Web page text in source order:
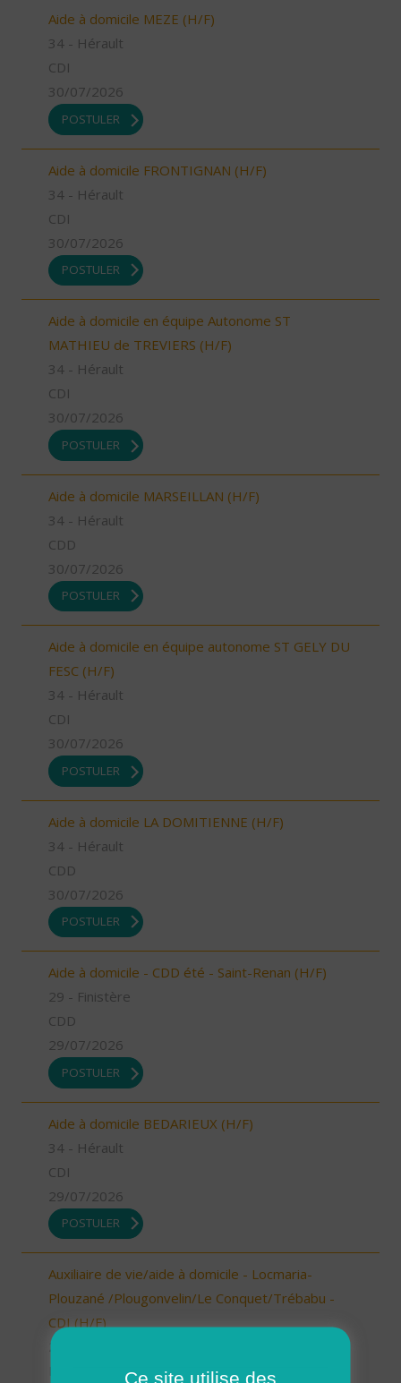
Aide à domicile MEZE (H/F)
34 - Hérault
CDI
30/07/2026
POSTULER
Aide à domicile FRONTIGNAN (H/F)
34 - Hérault
CDI
30/07/2026
POSTULER
Aide à domicile en équipe Autonome ST
MATHIEU de TREVIERS (H/F)
34 - Hérault
CDI
30/07/2026
POSTULER
Aide à domicile MARSEILLAN (H/F)
34 - Hérault
CDD
30/07/2026
POSTULER
Aide à domicile en équipe autonome ST GELY DU
FESC (H/F)
34 - Hérault
CDI
30/07/2026
POSTULER
Aide à domicile LA DOMITIENNE (H/F)
34 - Hérault
CDD
30/07/2026
POSTULER
Aide à domicile - CDD été - Saint-Renan (H/F)
29 - Finistère
CDD
29/07/2026
POSTULER
Aide à domicile BEDARIEUX (H/F)
34 - Hérault
CDI
29/07/2026
POSTULER
Auxiliaire de vie/aide à domicile - Locmaria-
Plouzané /Plougonvelin/Le Conquet/Trébabu -
CDI (H/F)
29 - Finistère
Possibilité de CDI ou CDD
Ce site utilise des